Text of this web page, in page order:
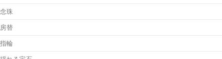
念珠
房替
指輪